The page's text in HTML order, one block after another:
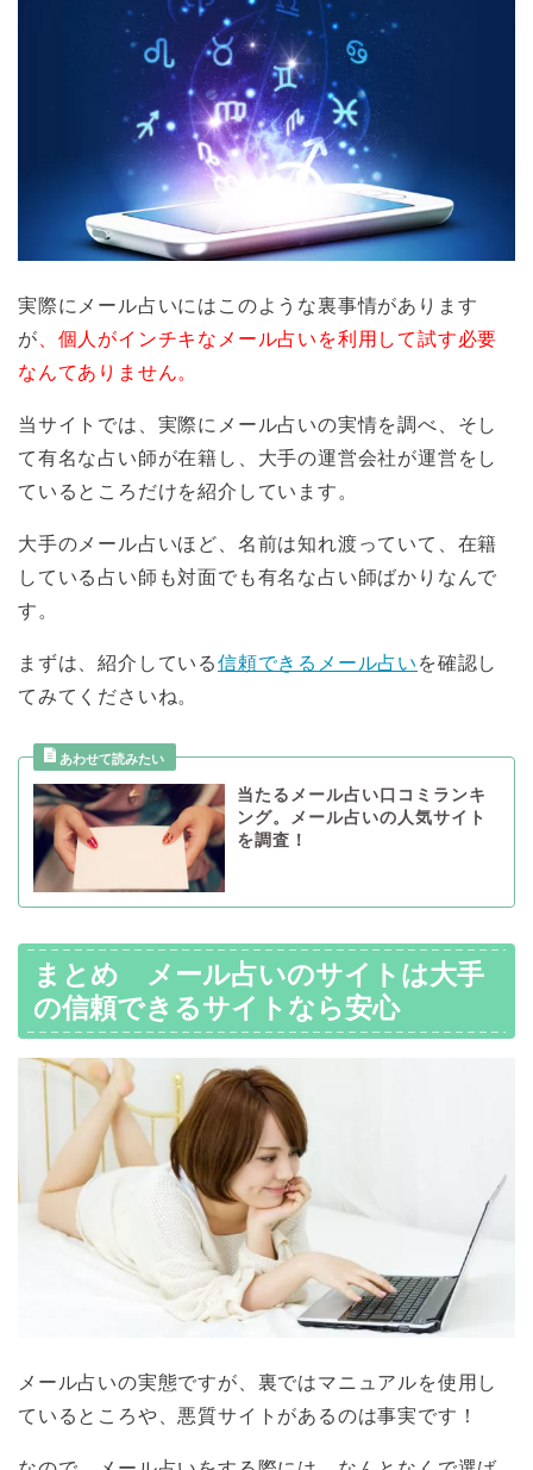
実際にメール占いにはこのような裏事情があります
が 、個人がインチキなメール占いを利用して試す必要
なんてありません。
当サイトでは、実際にメール占いの実情を調べ、そし
て有名な占い師が在籍し、大手の運営会社が運営をし
ているところだけを紹介しています。
大手のメール占いほど、名前は知れ渡っていて、在籍
している占い師も対面でも有名な占い師ばかりなんで
す。
まずは、紹介している信頼できるメール占い を確認し
てみてくださいね。
当たるメール占い口コミランキ
ング。メール占いの人気サイト
を調査！
まとめ メール占いのサイトは大手
の信頼できるサイトなら安心
メール占いの実態ですが、裏ではマニュアルを使用し
ているところや、悪質サイトがあるのは事実です！